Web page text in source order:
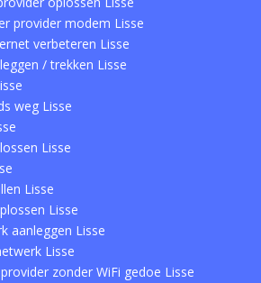
provider modem Lisse
verbeteren Lisse
/ trekken Lisse
weg Lisse
Lisse
Lisse
Lisse
aanleggen Lisse
Lisse
zonder WiFi gedoe Lisse